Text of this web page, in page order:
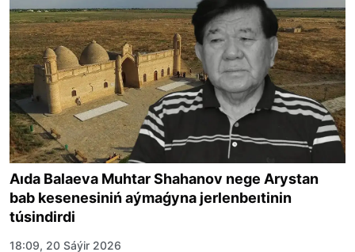
Aıda Balaeva Muhtar Shahanov nege Arystan
bab kesenesiniń aýmaǵyna jerlenbeıtinin
túsindirdi
18:09, 20 Sáýir 2026